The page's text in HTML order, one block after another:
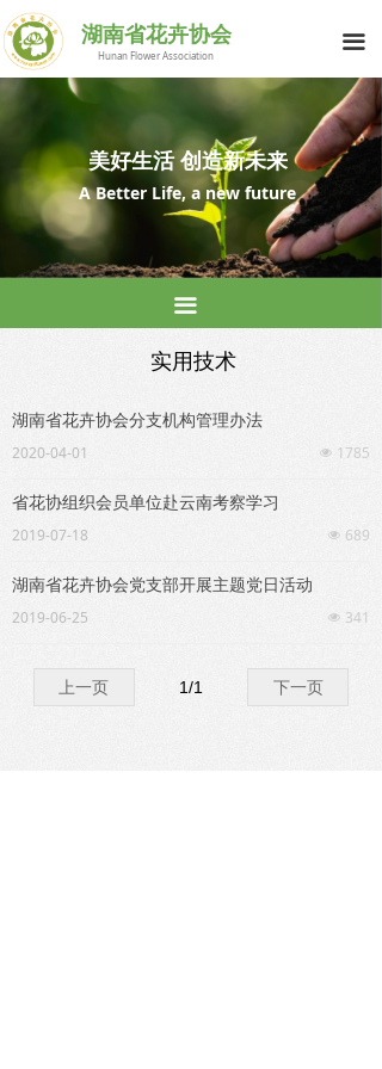
끀
网站首页
花协简介
供求信息
花与生活
联系我们
美好生活 创造新未来
A Better Life, a new future
湖南省花卉协会
Hunan Flower Association
끀
新品推荐
花卉标准
实用技术
湖南省花卉协会分支机构管理办法
넶 1785
2020-04-01
省花协组织会员单位赴云南考察学习
넶 689
2019-07-18
湖南省花卉协会党支部开展主题党日活动
넶 341
2019-06-25
上一页 下一页
1/1